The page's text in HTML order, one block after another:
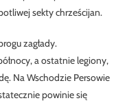
sekty chrześcijan.
zagłady.
a ostatnie legiony,
Na Wschodzie Persowie
powinie się